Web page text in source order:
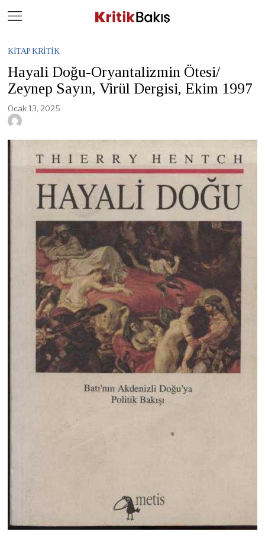
KITAP KRITIK
Hayali Doğu-Oryantalizmin Ötesi/
Zeynep Sayın, Virül Dergisi, Ekim 1997
Ocak 13, 2025